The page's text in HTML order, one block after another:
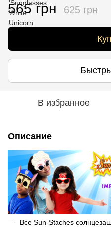
565 грн 625 грн
В избранное
Описание
Все Sun-Staches